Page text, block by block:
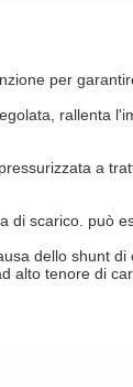
per
rallenta
a
di scarico. può
dello shunt
alto tenore di